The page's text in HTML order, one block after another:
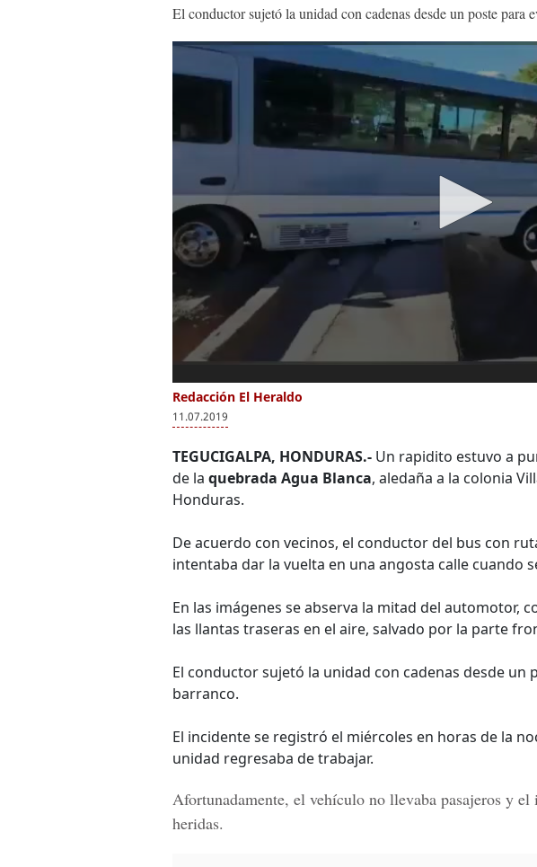
El conductor sujetó la unidad con cadenas desde un poste para
0
of
90%
Redacción El Heraldo
11.07.2019
TEGUCIGALPA, HONDURAS.- Un rapidito estuvo a
de la quebrada Agua Blanca, aledaña a la colonia
Honduras.
De acuerdo con vecinos, el conductor del bus con
intentaba dar la vuelta en una angosta calle cuando
En las imágenes se abserva la mitad del automotor,
las llantas traseras en el aire, salvado por la parte
El conductor sujetó la unidad con cadenas desde un
barranco.
El incidente se registró el miércoles en horas de la
unidad regresaba de trabajar.
Afortunadamente, el vehículo no llevaba pasajeros y el
heridas.